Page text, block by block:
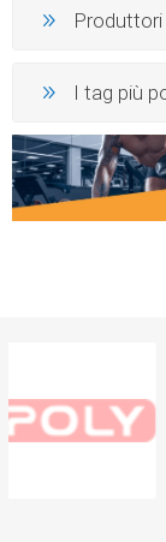
Produttori
I tag più